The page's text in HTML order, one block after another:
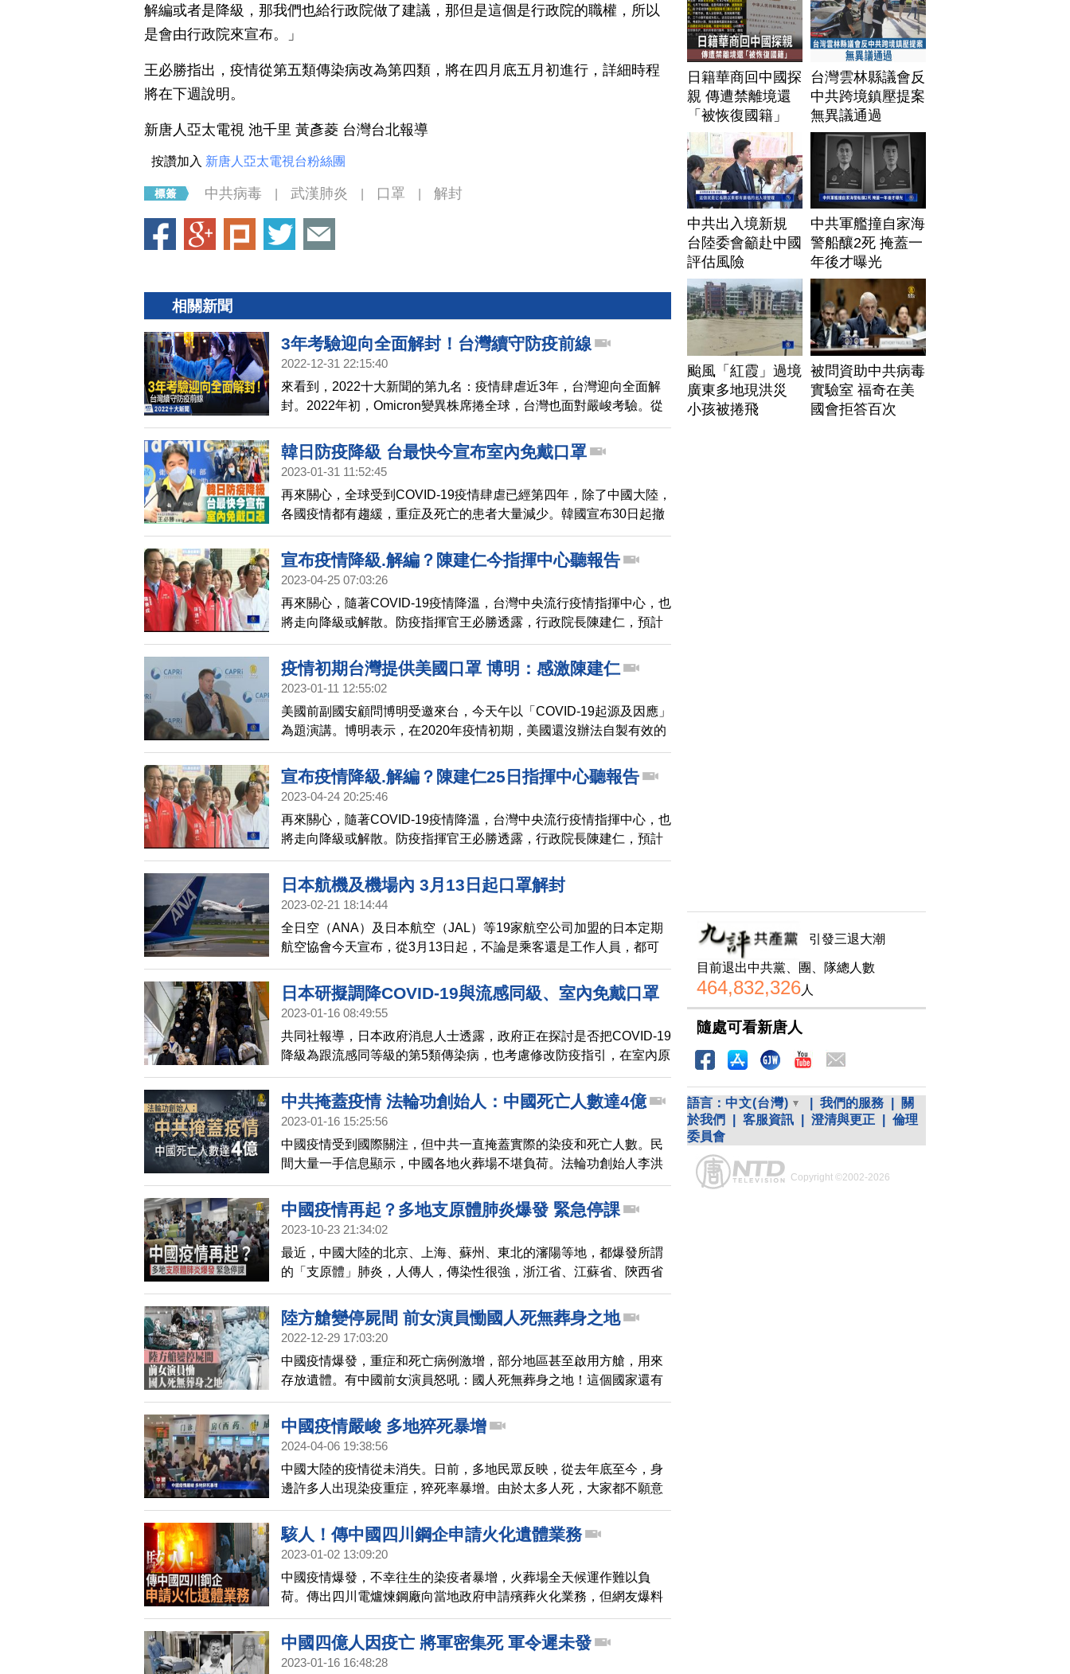
解編或者是降級，那我們也給行政院做了建議，那但是這個是行政院的職權，所以
是會由行政院來宣布。」
王必勝指出，疫情從第五類傳染病改為第四類，將在四月底五月初進行，詳細時程
將在下週說明。
新唐人亞太電視 池千里 黃彥菱 台灣台北報導
按讚加入 新唐人亞太電視台粉絲團
中共病毒 武漢肺炎 口罩 解封
相關新聞
3年考驗迎向全面解封！台灣續守防疫前線
2022-12-31 22:15:40
來看到，2022十大新聞的第九名：疫情肆虐近3年，台灣迎向全面解
封。2022年初，Omicron變異株席捲全球，台灣也面對嚴峻考驗。從
放棄清零，走向防疫新生活、與病毒共存，開放輕症居家照護，再到
快篩陽視同確診，而隨著BA.5又掀起一波疫情高峰，之後疫苗開放施
打，台灣逐漸走到邊境解封、第一階段口罩鬆綁。歷經高強度防疫、
之後的新挑戰，恐怕才是當前最重要的課題。
韓日防疫降級 台最快今宣布室內免戴口罩
2023-01-31 11:52:45
再來關心，全球受到COVID-19疫情肆虐已經第四年，除了中國大陸，
各國疫情都有趨緩，重症及死亡的患者大量減少。韓國宣布30日起撤
除室內口罩令，而日本則在日前宣布五月將會調降疫情等級。台灣也
在週一，宣布開放的五大方向，如果和學者專家討論順利，最快今天
週二，就會公布室內免戴口罩。
宣布疫情降級.解編？陳建仁今指揮中心聽報告
2023-04-25 07:03:26
再來關心，隨著COVID-19疫情降溫，台灣中央流行疫情指揮中心，也
將走向降級或解散。防疫指揮官王必勝透露，行政院長陳建仁，預計
今天（25日）下午2點，會親赴指揮中心，聽取相關整備工作的報告
及討論。指揮中心解編或疫情降級事宜，預計下午4點會開記者會，正
式對外宣布時程。
疫情初期台灣提供美國口罩 博明：感激陳建仁
2023-01-11 12:55:02
美國前副國安顧問博明受邀來台，今天午以「COVID-19起源及因應」
為題演講。博明表示，在2020年疫情初期，美國還沒辦法自製有效的
口罩，台灣當時大方的提供口罩給其它國家包括美國，直到現在他還
是很感激前副總統陳建仁。
宣布疫情降級.解編？陳建仁25日指揮中心聽報告
2023-04-24 20:25:46
再來關心，隨著COVID-19疫情降溫，台灣中央流行疫情指揮中心，也
將走向降級或解散。防疫指揮官王必勝透露，行政院長陳建仁，預計
週二（25日）下午2點，會親赴指揮中心，聽取相關整備工作的報告
及討論。指揮中心解編或疫情降級事宜，預計下午4點會開記者會，正
式對外宣布時程。
日本航機及機場內 3月13日起口罩解封
2023-02-21 18:14:44
全日空（ANA）及日本航空（JAL）等19家航空公司加盟的日本定期
航空協會今天宣布，從3月13日起，不論是乘客還是工作人員，都可
以自行判斷在機艙或機場內要不要戴口罩。
日本研擬調降COVID-19與流感同級、室內免戴口罩
2023-01-16 08:49:55
共同社報導，日本政府消息人士透露，政府正在探討是否把COVID-19
降級為跟流感同等級的第5類傳染病，也考慮修改防疫指引，在室內原
則上無需戴口罩，最快今年春季實施。
中共掩蓋疫情 法輪功創始人：中國死亡人數達4億
2023-01-16 15:25:56
中國疫情受到國際關注，但中共一直掩蓋實際的染疫和死亡人數。民
間大量一手信息顯示，中國各地火葬場不堪負荷。法輪功創始人李洪
志先生指出，中共一直掩蓋疫情，中國因疫情已經死了4億人。
中國疫情再起？多地支原體肺炎爆發 緊急停課
2023-10-23 21:34:02
最近，中國大陸的北京、上海、蘇州、東北的瀋陽等地，都爆發所謂
的「支原體」肺炎，人傳人，傳染性很強，浙江省、江蘇省、陝西省
等地，有多所學校的班級發布通知，緊急停課。
陸方艙變停屍間 前女演員慟國人死無葬身之地
2022-12-29 17:03:20
中國疫情爆發，重症和死亡病例激增，部分地區甚至啟用方艙，用來
存放遺體。有中國前女演員怒吼：國人死無葬身之地！這個國家還有
救嗎？
中國疫情嚴峻 多地猝死暴增
2024-04-06 19:38:56
中國大陸的疫情從未消失。日前，多地民眾反映，從去年底至今，身
邊許多人出現染疫重症，猝死率暴增。由於太多人死，大家都不願意
去殯儀館，也不開追悼會了。
駭人！傳中國四川鋼企申請火化遺體業務
2023-01-02 13:09:20
中國疫情爆發，不幸往生的染疫者暴增，火葬場全天候運作難以負
荷。傳出四川電爐煉鋼廠向當地政府申請殯葬火化業務，但網友爆料
文章迅速被刪除。
中國四億人因疫亡 將軍密集死 軍令遲未發
2023-01-16 16:48:28
日籍華商回中國探
親 傳遭禁離境還
「被恢復國籍」
台灣雲林縣議會反
中共跨境鎮壓提案
無異議通過
中共出入境新規
台陸委會籲赴中國
評估風險
中共軍艦撞自家海
警船釀2死 掩蓋一
年後才曝光
颱風「紅霞」過境
廣東多地現洪災
小孩被捲飛
被問資助中共病毒
實驗室 福奇在美
國會拒答百次
引發三退大潮
目前退出中共黨、團、隊總人數
464,832,326人
隨處可看新唐人
語言： 中文(台灣) 我們的服務
關
於我們
客服資訊 澄清與更正
倫理
委員會
Copyright ©2002-2026